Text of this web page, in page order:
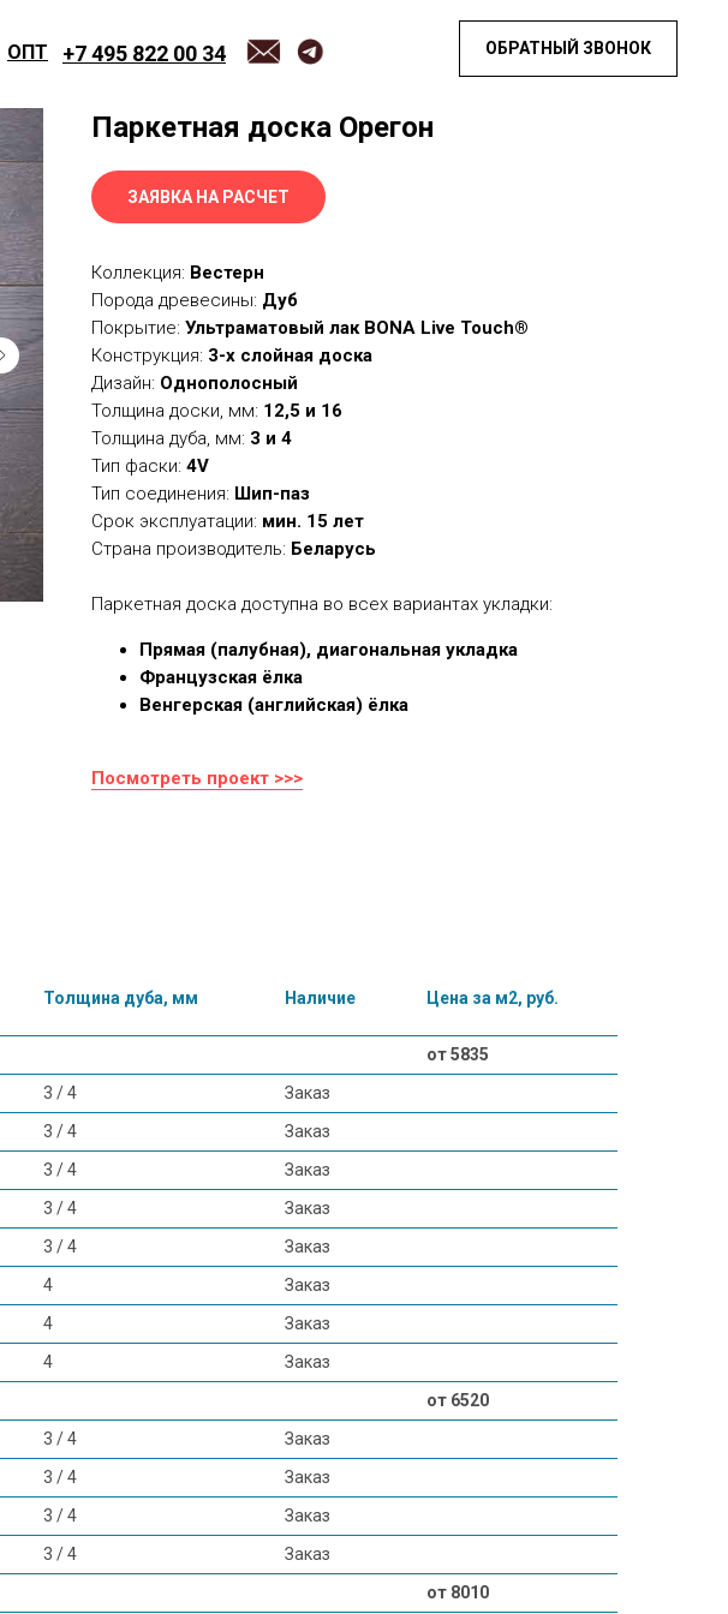
+7 495 822 00 34 ОБРАТНЫЙ ЗВОНОК
ОПТ
Паркетная доска Орегон
ЗАЯВКА НА РАСЧЕТ
Коллекция: Вестерн
Порода древесины: Дуб
Покрытие: Ультраматовый лак BONA Live Touch®
Конструкция: 3-х слойная доска
Дизайн: Однополосный
Толщина доски, мм: 12,5 и 16
Толщина дуба, мм: 3 и 4
Тип фаски: 4V
Тип соединения: Шип-паз
Срок эксплуатации: мин. 15 лет
Страна производитель: Беларусь
Паркетная доска доступна во всех вариантах укладки:
Прямая (палубная), диагональная укладка
Французская ёлка
Венгерская (английская) ёлка
Посмотреть проект >>>
Толщина дуба, мм Наличие Цена за м2, руб.
от 5835
3 / 4
Заказ
3 / 4
Заказ
3 / 4
Заказ
3 / 4
Заказ
3 / 4
Заказ
4
Заказ
4
Заказ
4
Заказ
от 6520
3 / 4
Заказ
3 / 4
Заказ
3 / 4
Заказ
3 / 4
Заказ
от 8010